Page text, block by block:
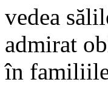
vedea
admirat
în